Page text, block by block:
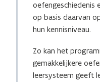
oefengeschiedenis
op basis daarvan
hun kennisniveau.
Zo kan het
gemakkelijkere
leersysteem geeft